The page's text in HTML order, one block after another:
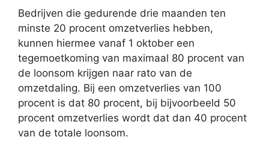
Bedrijven die gedurende drie maanden ten
minste 20 procent omzetverlies hebben,
kunnen hiermee vanaf 1 oktober een
tegemoetkoming van maximaal 80 procent van
de loonsom krijgen naar rato van de
omzetdaling. Bij een omzetverlies van 100
procent is dat 80 procent, bij bijvoorbeeld 50
procent omzetverlies wordt dat dan 40 procent
van de totale loonsom.